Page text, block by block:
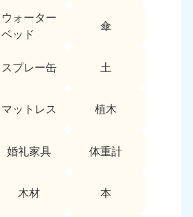
ウォーター
ベッド
傘
スプレー缶 土
マットレス 植木
婚礼家具 体重計
木材 本
休
休
050-1881-5259
9:00〜19:00 年中無休
長野県